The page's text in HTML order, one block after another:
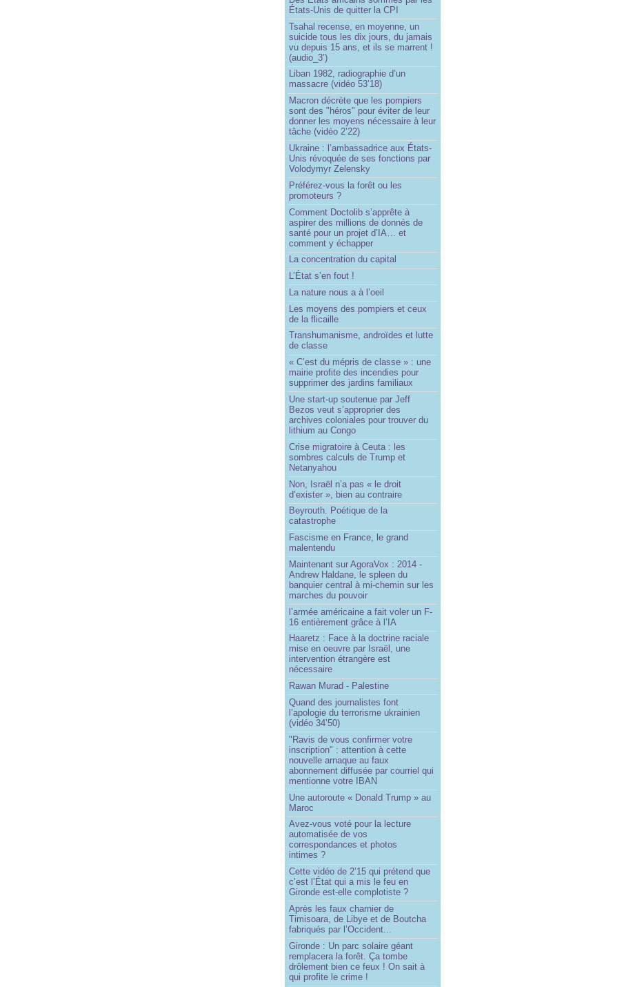
États-Unis de quitter la CPI
Tsahal recense, en moyenne, un
suicide tous les dix jours, du jamais
vu depuis 15 ans, et ils se marrent !
(audio_3’)
Liban 1982, radiographie d’un
massacre (vidéo 53’18)
Macron décrète que les pompiers
sont des "héros" pour éviter de leur
donner les moyens nécessaire à leur
tâche (vidéo 2’22)
Ukraine : l’ambassadrice aux États-
Unis révoquée de ses fonctions par
Volodymyr Zelensky
Préférez-vous la forêt ou les
promoteurs ?
Comment Doctolib s’apprête à
aspirer des millions de donnés de
santé pour un projet d’IA… et
comment y échapper
La concentration du capital
L’État s’en fout !
La nature nous a à l’oeil
Les moyens des pompiers et ceux
de la flicaille
Transhumanisme, androïdes et lutte
de classe
« C’est du mépris de classe » : une
mairie profite des incendies pour
supprimer des jardins familiaux
Une start-up soutenue par Jeff
Bezos veut s’approprier des
archives coloniales pour trouver du
lithium au Congo
Crise migratoire à Ceuta : les
sombres calculs de Trump et
Netanyahou
Non, Israël n’a pas « le droit
d’exister », bien au contraire
Beyrouth. Poétique de la
catastrophe
Fascisme en France, le grand
malentendu
Maintenant sur AgoraVox : 2014 -
Andrew Haldane, le spleen du
banquier central à mi-chemin sur les
marches du pouvoir
l’armée américaine a fait voler un F-
16 entièrement grâce à l’IA
Haaretz : Face à la doctrine raciale
mise en oeuvre par Israël, une
intervention étrangère est
nécessaire
Rawan Murad - Palestine
Quand des journalistes font
l’apologie du terrorisme ukrainien
(vidéo 34’50)
"Ravis de vous confirmer votre
inscription" : attention à cette
nouvelle arnaque au faux
abonnement diffusée par courriel qui
mentionne votre IBAN
Une autoroute « Donald Trump » au
Maroc
Avez-vous voté pour la lecture
automatisée de vos
correspondances et photos
intimes ?
Cette vidéo de 2’15 qui prétend que
c’est l’État qui a mis le feu en
Gironde est-elle complotiste ?
Après les faux charnier de
Timisoara, de Libye et de Boutcha
fabriqués par l’Occident...
Gironde : Un parc solaire géant
remplacera la forêt. Ça tombe
drôlement bien ce feux ! On sait à
qui profite le crime !